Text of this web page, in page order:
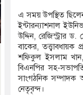
এ সময় উপস্থিত ছিলেন
ইন্টারন্যাশনাল
উদ্দিন, রেজিস্ট্রার
বাকের,
শফিকুল ইসলাম খান,
বিএনপির সহ-
সাংগঠনিক সম্পাদক
নেতৃবৃন্দ।